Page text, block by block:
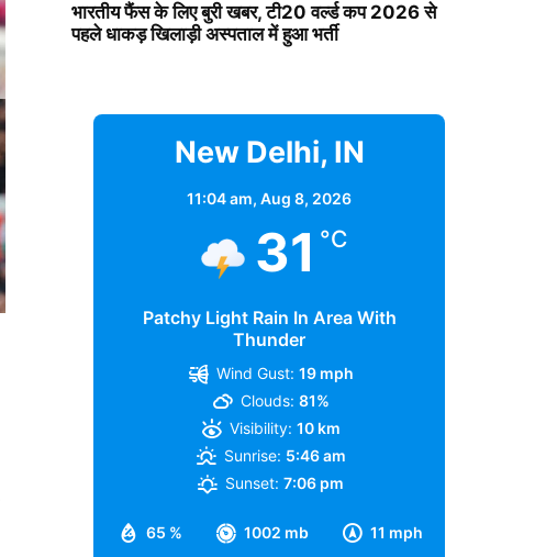
भारतीय फैंस के लिए बुरी खबर, टी20 वर्ल्ड कप 2026 से
पहले धाकड़ खिलाड़ी अस्पताल में हुआ भर्ती
New Delhi, IN
11:04 am, Aug 8, 2026
31 °C
Patchy Light Rain In Area With
Thunder
65 % 1002 mb 11 mph
Wind Gust: 19 mph
Clouds: 81%
Visibility: 10 km
Sunrise: 5:46 am
Sunset: 7:06 pm